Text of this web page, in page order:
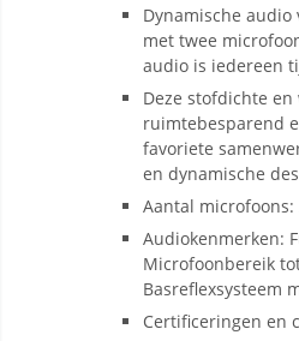
Dynamische
met twee
audio is iedereen
Deze stofdichte
ruimtebesparend
favoriete
en dynamische
Aantal microfoons:
Audiokenmerken:
Microfoonbereik
Basreflexsysteem
Certificeringen en